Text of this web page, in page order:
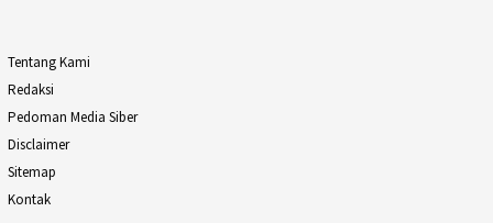
Tentang Kami
Redaksi
Pedoman Media Siber
Disclaimer
Sitemap
Kontak